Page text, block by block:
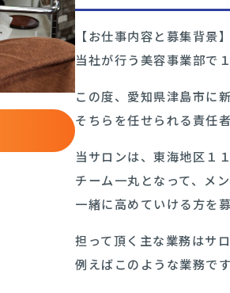
【お仕事内容と募集背景】
当社が行う美容事業部で
この度、愛知県津島市に
そちらを任せられる責任
当サロンは、東海地区１
チーム一丸となって、メ
一緒に高めていける方を
担って頂く主な業務はサ
例えばこのような業務です